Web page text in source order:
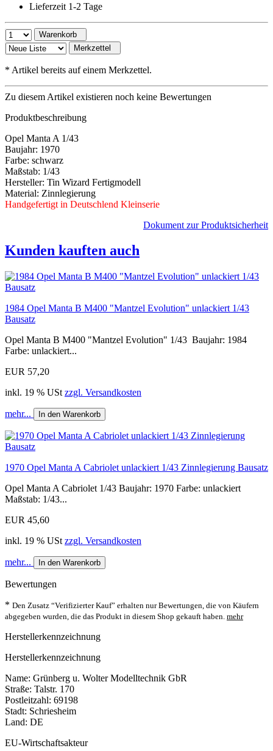
Lieferzeit 1-2 Tage
Warenkorb
Merkzettel
* Artikel bereits auf einem Merkzettel.
Zu diesem Artikel existieren noch keine Bewertungen
Produktbeschreibung
Opel Manta A 1/43
Baujahr: 1970
Farbe: schwarz
Maßstab: 1/43
Hersteller: Tin Wizard Fertigmodell
Material: Zinnlegierung
Handgefertigt in Deutschlend Kleinserie
Dokument zur Produktsicherheit
Kunden kauften auch
1984 Opel Manta B M400 "Mantzel Evolution" unlackiert 1/43
Bausatz
Opel Manta B M400 "Mantzel Evolution" 1/43 Baujahr: 1984
Farbe: unlackiert...
EUR 57,20
inkl. 19 % USt zzgl. Versandkosten
mehr... In den Warenkorb
1970 Opel Manta A Cabriolet unlackiert 1/43 Zinnlegierung Bausatz
Opel Manta A Cabriolet 1/43 Baujahr: 1970 Farbe: unlackiert
Maßstab: 1/43...
EUR 45,60
inkl. 19 % USt zzgl. Versandkosten
mehr... In den Warenkorb
Bewertungen
* Den Zusatz “Verifizierter Kauf” erhalten nur Bewertungen, die von Käufern
abgegeben wurden, die das Produkt in diesem Shop gekauft haben. mehr
Herstellerkennzeichnung
Herstellerkennzeichnung
Name: Grünberg u. Wolter Modelltechnik GbR
Straße: Talstr. 170
Postleitzahl: 69198
Stadt: Schriesheim
Land: DE
EU-Wirtschaftsakteur